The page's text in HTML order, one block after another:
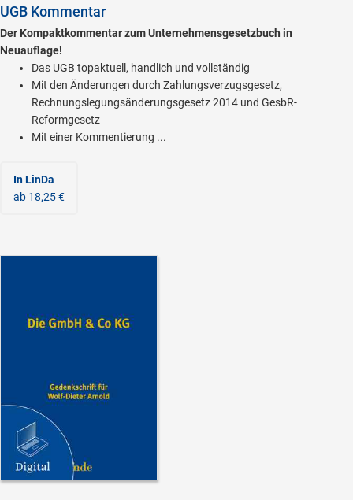
UGB Kommentar
Der Kompaktkommentar zum Unternehmensgesetzbuch in
Neuauflage!
Das UGB topaktuell, handlich und vollständig
Mit den Änderungen durch Zahlungsverzugsgesetz,
Rechnungslegungsänderungsgesetz 2014 und GesbR-
Reformgesetz
Mit einer Kommentierung ...
In LinDa
ab 18,25 €